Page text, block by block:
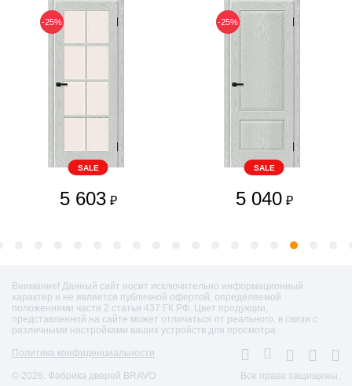
-25%
SALE
5 603 ₽
-25%
SALE
5 040 ₽
Внимание! Данный сайт носит исключительно информационный
характер и не является публичной офертой, определяемой
положениями части 2 статьи 437 ГК РФ. Цвет продукции,
представленной на сайте может отличаться от реального, в связи с
различными настройками ваших устройств для просмотра.
Политика конфиденциальности
© 2026. Фабрика дверей BRAVO Все права защищены.